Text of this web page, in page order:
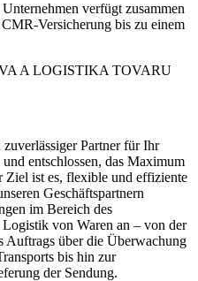
verfügt zusammen
Versicherung bis zu einem
Partner für Ihr
entschlossen, das Maximum
Ziel ist es, flexible und effiziente
Geschäftspartnern
im Bereich des
von Waren an – von der
Auftrags über die Überwachung
bis hin zur
der Sendung.